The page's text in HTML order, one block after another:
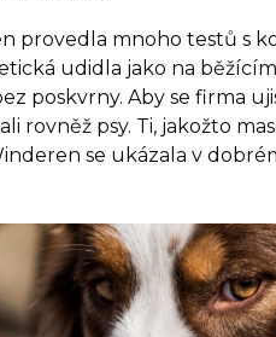
provedla mnoho testů s
udidla jako na
poskvrny. Aby se firma
rovněž psy. Ti, jakožto
se ukázala v